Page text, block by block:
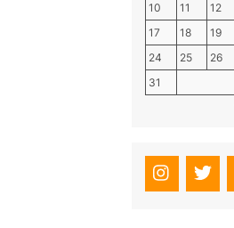
10
11 12
17
18 19
24
25 26
31